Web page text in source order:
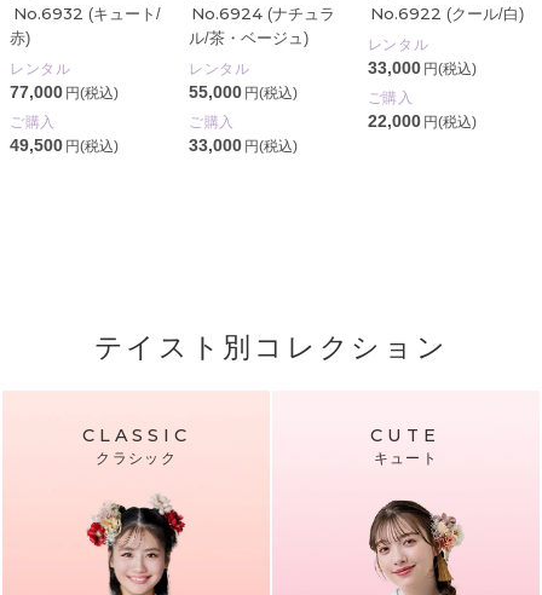
No.6932 (キュート/
赤)
レンタル
77,000 円(税込)
ご購入
49,500 円(税込)
No.6924 (ナチュラ
ル/茶・ベージュ)
レンタル
55,000 円(税込)
ご購入
33,000 円(税込)
No.6922 (クール/白)
レンタル
33,000 円(税込)
ご購入
22,000 円(税込)
テイスト別コレクション
CLASSIC
クラシック
CUTE
キュート